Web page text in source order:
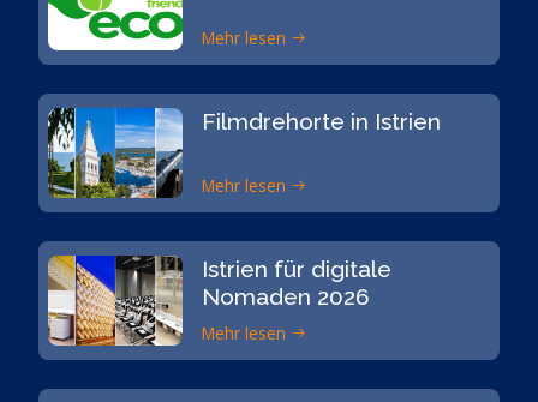
Mehr lesen
Filmdrehorte in Istrien
Mehr lesen
Istrien für digitale
Nomaden 2026
Mehr lesen